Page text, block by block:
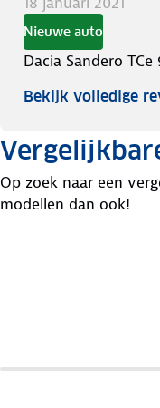
Nieuwe auto
Dacia Sandero
Bekijk volledige
Op zoek naar een
modellen dan ook!